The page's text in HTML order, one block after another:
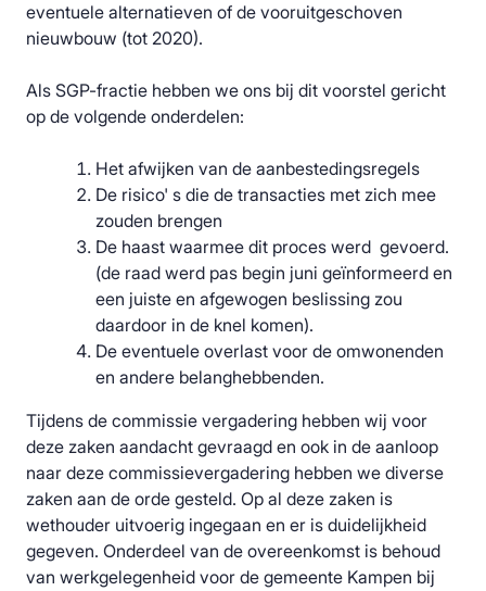
eventuele alternatieven of de vooruitgeschoven
nieuwbouw (tot 2020).
Als SGP-fractie hebben we ons bij dit voorstel gericht
op de volgende onderdelen:
Het afwijken van de aanbestedingsregels
De risico' s die de transacties met zich mee
zouden brengen
De haast waarmee dit proces werd gevoerd.
(de raad werd pas begin juni geïnformeerd en
een juiste en afgewogen beslissing zou
daardoor in de knel komen).
De eventuele overlast voor de omwonenden
en andere belanghebbenden.
Tijdens de commissie vergadering hebben wij voor
deze zaken aandacht gevraagd en ook in de aanloop
naar deze commissievergadering hebben we diverse
zaken aan de orde gesteld. Op al deze zaken is
wethouder uitvoerig ingegaan en er is duidelijkheid
gegeven. Onderdeel van de overeenkomst is behoud
van werkgelegenheid voor de gemeente Kampen bij